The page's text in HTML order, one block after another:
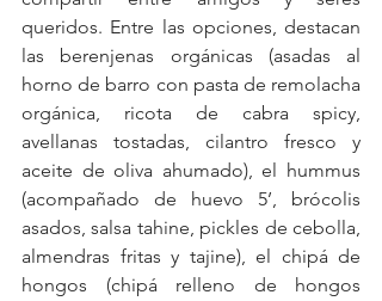
queridos. Entre las opciones, destacan
las berenjenas orgánicas (asadas al
horno de barro con pasta de remolacha
orgánica, ricota de cabra spicy,
avellanas tostadas, cilantro fresco y
aceite de oliva ahumado), el hummus
(acompañado de huevo 5’, brócolis
asados, salsa tahine, pickles de cebolla,
almendras fritas y tajine), el chipá de
hongos (chipá relleno de hongos